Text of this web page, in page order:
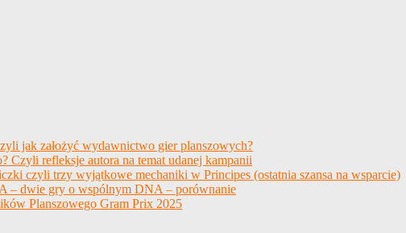
jak założyć wydawnictwo gier planszowych?
Czyli refleksje autora na temat udanej kampanii
czyli trzy wyjątkowe mechaniki w Principes (ostatnia szansa na wsparcie)
– dwie gry o wspólnym DNA – porównanie
Planszowego Gram Prix 2025